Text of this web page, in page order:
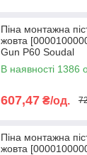
Піна монтажна
жовта
Gun P60 Soudal
В наявності 1386
607,47 ₴/од.
Піна монтажна
жовта